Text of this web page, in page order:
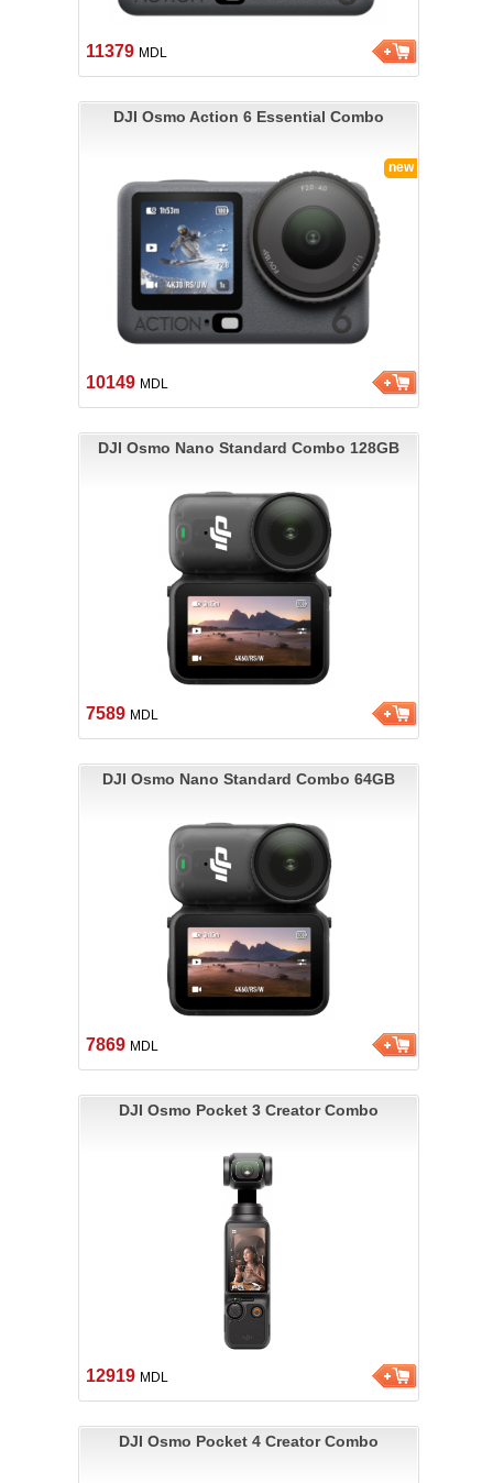
11379 MDL
new
DJI Osmo Action 6 Essential Combo
10149 MDL
DJI Osmo Nano Standard Combo 128GB
7589 MDL
DJI Osmo Nano Standard Combo 64GB
7869 MDL
DJI Osmo Pocket 3 Creator Combo
12919 MDL
DJI Osmo Pocket 4 Creator Combo